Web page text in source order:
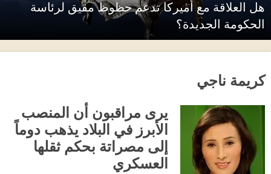
هل العلاقة مع أميركا تدعم حظوظ مقيق لرئاسة
الحكومة الجديدة؟
كريمة ناجي
يرى مراقبون أن المنصب
الأبرز في البلاد يذهب دوماً
إلى مصراتة بحكم ثقلها
العسكري